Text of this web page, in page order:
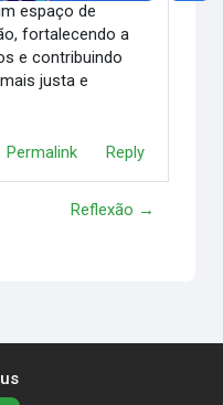
espaço de
fortalecendo a
e contribuindo
justa e
Permalink Reply
Reflexão →